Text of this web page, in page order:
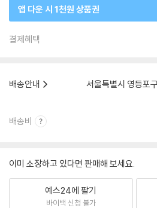
앱 다운 시 1천원 상품권
결제혜택
배송안내
서울특별시 영등포
배송비
이미 소장하고 있다면 판매해 보세요.
예스24에 팔기
바이백 신청 불가